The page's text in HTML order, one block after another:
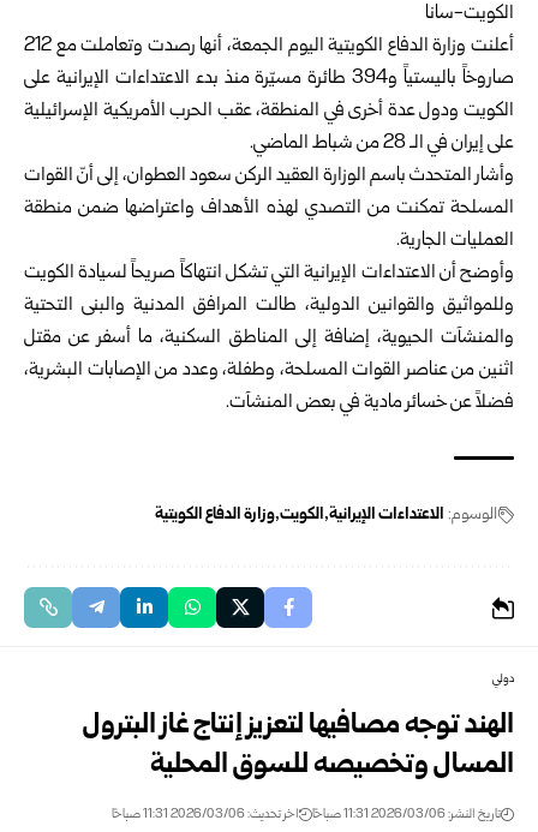
الكويت-سانا
أعلنت وزارة الدفاع الكويتية اليوم الجمعة، أنها رصدت وتعاملت مع 212
صاروخاً باليستياً و394 طائرة مسيّرة منذ بدء الاعتداءات الإيرانية على
الكويت ودول عدة أخرى في المنطقة، عقب الحرب الأمريكية الإسرائيلية
على إيران في الـ 28 من شباط الماضي.
وأشار المتحدث باسم الوزارة العقيد الركن سعود العطوان، إلى أنّ القوات
المسلحة تمكنت من التصدي لهذه الأهداف واعتراضها ضمن منطقة
العمليات الجارية.
وأوضح أن الاعتداءات الإيرانية التي تشكل انتهاكاً صريحاً لسيادة الكويت
وللمواثيق والقوانين الدولية، طالت المرافق المدنية والبنى التحتية
والمنشآت الحيوية، إضافة إلى المناطق السكنية، ما أسفر عن مقتل
اثنين من عناصر القوات المسلحة، وطفلة، وعدد من الإصابات البشرية،
فضلاً عن خسائر مادية في بعض المنشآت.
الوسوم: الاعتداءات الإيرانية الكويت وزارة الدفاع الكويتية
دولي
الهند توجه مصافيها لتعزيز إنتاج غاز البترول
المسال وتخصيصه للسوق المحلية
تاريخ النشر: 2026/03/06 11:31 صباحًا اخر تحديث: 2026/03/06 11:31 صباحًا